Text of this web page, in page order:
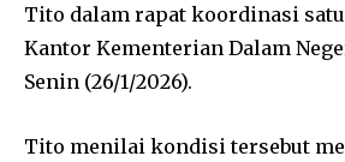
Tito dalam rapat koordinasi
Kantor Kementerian Dalam
Senin (26/1/2026).
Tito menilai kondisi tersebut